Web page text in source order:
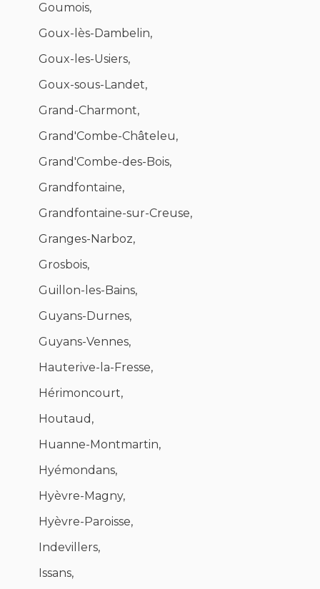
Goumois,
Goux-lès-Dambelin,
Goux-les-Usiers,
Goux-sous-Landet,
Grand-Charmont,
Grand'Combe-Châteleu,
Grand'Combe-des-Bois,
Grandfontaine,
Grandfontaine-sur-Creuse,
Granges-Narboz,
Grosbois,
Guillon-les-Bains,
Guyans-Durnes,
Guyans-Vennes,
Hauterive-la-Fresse,
Hérimoncourt,
Houtaud,
Huanne-Montmartin,
Hyémondans,
Hyèvre-Magny,
Hyèvre-Paroisse,
Indevillers,
Issans,